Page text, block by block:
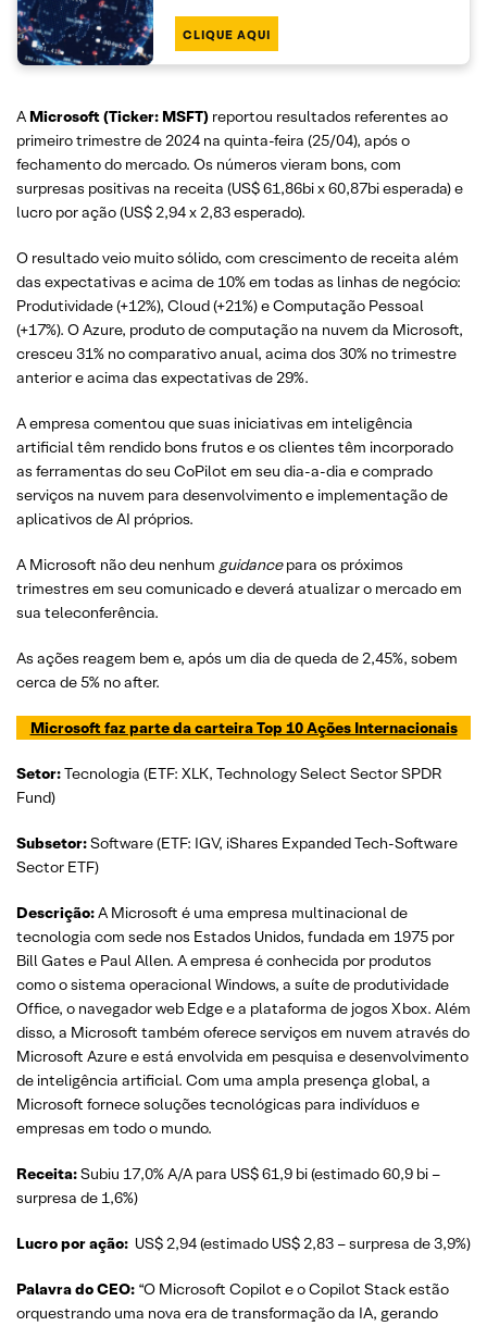
CLIQUE AQUI
A Microsoft (Ticker: MSFT) reportou resultados referentes ao
primeiro trimestre de 2024 na quinta-feira (25/04), após o
fechamento do mercado. Os números vieram bons, com
surpresas positivas na receita (US$ 61,86bi x 60,87bi esperada) e
lucro por ação (US$ 2,94 x 2,83 esperado).
O resultado veio muito sólido, com crescimento de receita além
das expectativas e acima de 10% em todas as linhas de negócio:
Produtividade (+12%), Cloud (+21%) e Computação Pessoal
(+17%). O Azure, produto de computação na nuvem da Microsoft,
cresceu 31% no comparativo anual, acima dos 30% no trimestre
anterior e acima das expectativas de 29%.
A empresa comentou que suas iniciativas em inteligência
artificial têm rendido bons frutos e os clientes têm incorporado
as ferramentas do seu CoPilot em seu dia-a-dia e comprado
serviços na nuvem para desenvolvimento e implementação de
aplicativos de AI próprios.
A Microsoft não deu nenhum guidancepara os próximos
trimestres em seu comunicado e deverá atualizar o mercado em
sua teleconferência.
As ações reagem bem e, após um dia de queda de 2,45%, sobem
cerca de 5% no after.
Microsoft faz parte da carteira Top 10 Ações Internacionais
Setor:Tecnologia (ETF: XLK, Technology Select Sector SPDR
Fund)
Subsetor:Software (ETF: IGV, iShares Expanded Tech-Software
Sector ETF)
Descrição:A Microsoft é uma empresa multinacional de
tecnologia com sede nos Estados Unidos, fundada em 1975 por
Bill Gates e Paul Allen. A empresa é conhecida por produtos
como o sistema operacional Windows, a suíte de produtividade
Office, o navegador web Edge e a plataforma de jogos Xbox. Além
disso, a Microsoft também oferece serviços em nuvem através do
Microsoft Azure e está envolvida em pesquisa e desenvolvimento
de inteligência artificial. Com uma ampla presença global, a
Microsoft fornece soluções tecnológicas para indivíduos e
empresas em todo o mundo.
Receita:Subiu 17,0% A/A para US$ 61,9 bi (estimado 60,9 bi –
surpresa de 1,6%)
Lucro por ação: US$ 2,94 (estimado US$ 2,83 – surpresa de 3,9%)
Palavra do CEO: “O Microsoft Copilot e o Copilot Stack estão
orquestrando uma nova era de transformação da IA, gerando